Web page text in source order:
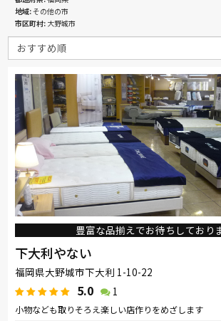
地域 その他の市
市区町村 大野城市
豊富な品揃えでお待ちしており
下大利やない
福岡県大野城市下大利 1-10-22
5.0 1
小物なども取りそろえ楽しい店作りをめざします